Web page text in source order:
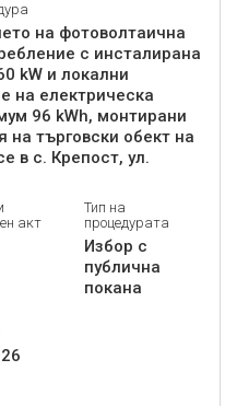
на фотоволтаична
с инсталирана
kW и локални
на електрическа
96 kWh, монтирани
на търговски обект на
в с. Крепост, ул.
акт
Тип на
процедурата
Избор с
публична
покана